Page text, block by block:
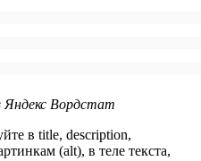
Яндекс Вордстат
в title, description,
(alt), в теле текста,